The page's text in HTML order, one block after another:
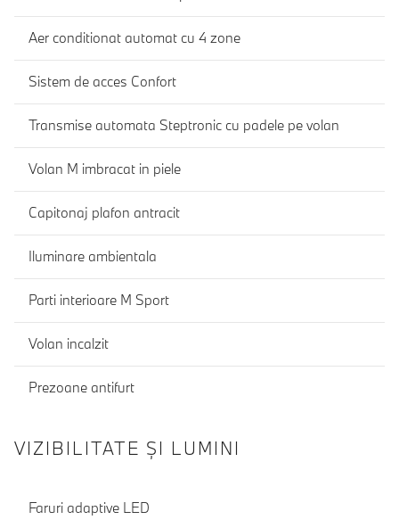
Aer conditionat automat cu 4 zone
Sistem de acces Confort
Transmise automata Steptronic cu padele pe volan
Volan M imbracat in piele
Capitonaj plafon antracit
Iluminare ambientala
Parti interioare M Sport
Volan incalzit
Prezoane antifurt
VIZIBILITATE ȘI LUMINI
Faruri adaptive LED